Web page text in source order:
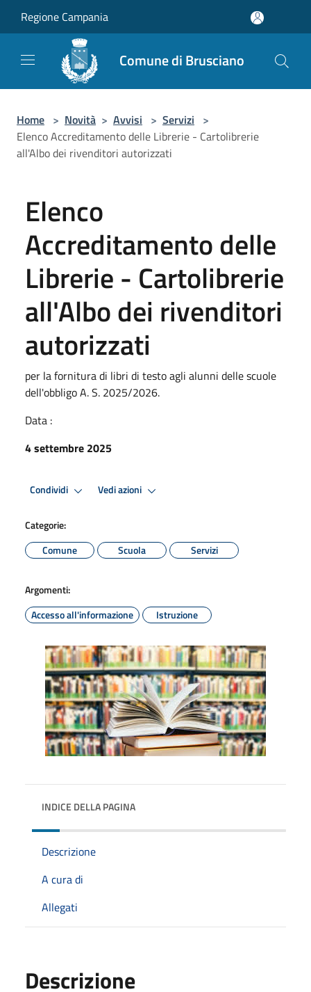
Regione Campania
Comune di Brusciano
Home > Novità > Avvisi > Servizi >
Elenco Accreditamento delle Librerie - Cartolibrerie
all'Albo dei rivenditori autorizzati
Elenco
Accreditamento delle
Librerie - Cartolibrerie
all'Albo dei rivenditori
autorizzati
per la fornitura di libri di testo agli alunni delle scuole
dell'obbligo A. S. 2025/2026.
Data :
4 settembre 2025
Condividi Vedi azioni
Categorie:
Comune
Scuola Servizi
Argomenti:
Accesso all'informazione
Istruzione
INDICE DELLA PAGINA
Descrizione
A cura di
Allegati
Descrizione